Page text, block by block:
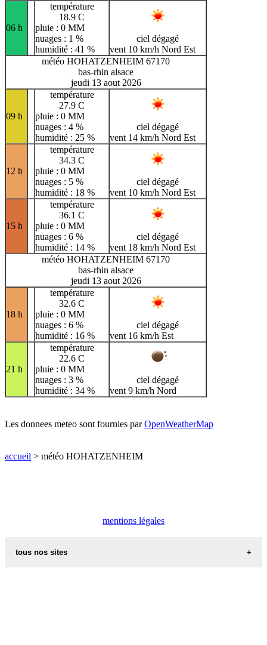
06 h
température
18.9 C
pluie : 0 MM
nuages : 1 %
humidité : 41 %
ciel dégagé
vent 10 km/h Nord Est
météo HOHATZENHEIM 67170
bas-rhin alsace
jeudi 13 aout 2026
09 h
température
27.9 C
pluie : 0 MM
nuages : 4 %
humidité : 25 %
ciel dégagé
vent 14 km/h Nord Est
12 h
température
34.3 C
pluie : 0 MM
nuages : 5 %
humidité : 18 %
ciel dégagé
vent 10 km/h Nord Est
15 h
température
36.1 C
pluie : 0 MM
nuages : 6 %
humidité : 14 %
ciel dégagé
vent 18 km/h Nord Est
météo HOHATZENHEIM 67170
bas-rhin alsace
jeudi 13 aout 2026
18 h
température
32.6 C
pluie : 0 MM
nuages : 6 %
humidité : 16 %
ciel dégagé
vent 16 km/h Est
21 h
température
22.6 C
pluie : 0 MM
nuages : 3 %
humidité : 34 %
ciel dégagé
vent 9 km/h Nord
Les donnees meteo sont fournies parOpenWeatherMap
accueil > météo HOHATZENHEIM
mentions légales
tous nos sites